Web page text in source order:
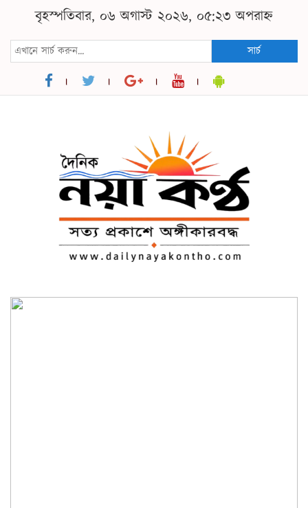
বৃহস্পতিবার, ০৬ অগাস্ট ২০২৬, ০৫:২৩ অপরাহ্ন
সার্চ